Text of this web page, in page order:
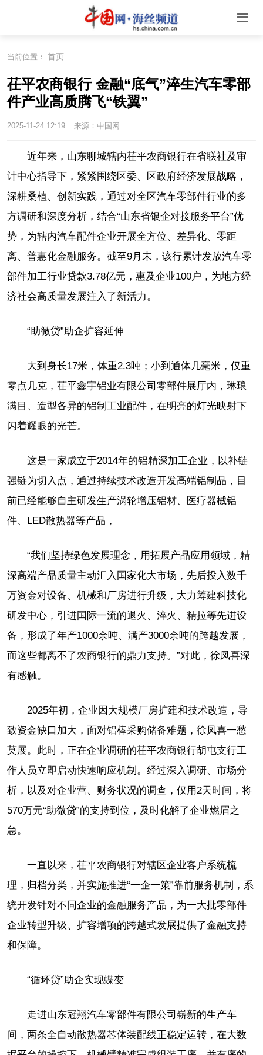
当前位置： 首页
茌平农商银行 金融“底气”淬生汽车零部
件产业高质腾飞“铁翼”
2025-11-24 12:19 来源：中国网
近年来，山东聊城辖内茌平农商银行在省联社及审
计中心指导下，紧紧围绕区委、区政府经济发展战略，
深耕桑植、创新实践，通过对全区汽车零部件行业的多
方调研和深度分析，结合“山东省银企对接服务平台”优
势，为辖内汽车配件企业开展全方位、差异化、零距
离、普惠化金融服务。截至9月末，该行累计发放汽车零
部件加工行业贷款3.78亿元，惠及企业100户，为地方经
济社会高质量发展注入了新活力。
“助微贷”助企扩容延伸
大到身长17米，体重2.3吨；小到通体几毫米，仅重
零点几克，茌平鑫宇铝业有限公司零部件展厅内，琳琅
满目、造型各异的铝制工业配件，在明亮的灯光映射下
闪着耀眼的光芒。
这是一家成立于2014年的铝精深加工企业，以补链
强链为切入点，通过持续技术改造开发高端铝制品，目
前已经能够自主研发生产涡轮增压铝材、医疗器械铝
件、LED散热器等产品，
“我们坚持绿色发展理念，用拓展产品应用领域，精
深高端产品质量主动汇入国家化大市场，先后投入数千
万资金对设备、机械和厂房进行升级，大力筹建科技化
研发中心，引进国际一流的退火、淬火、精拉等先进设
备，形成了年产1000余吨、满产3000余吨的跨越发展，
而这些都离不了农商银行的鼎力支持。”对此，徐凤喜深
有感触。
2025年初，企业因大规模厂房扩建和技术改造，导
致资金缺口加大，面对铝棒采购储备难题，徐凤喜一愁
莫展。此时，正在企业调研的茌平农商银行胡屯支行工
作人员立即启动快速响应机制。经过深入调研、市场分
析，以及对企业营、财务状况的调查，仅用2天时间，将
570万元“助微贷”的支持到位，及时化解了企业燃眉之
急。
一直以来，茌平农商银行对辖区企业客户系统梳
理，归档分类，并实施推进“一企一策”靠前服务机制，系
统开发针对不同企业的金融服务产品，为一大批零部件
企业转型升级、扩容增项的跨越式发展提供了金融支持
和保障。
“循环贷”助企实现蝶变
走进山东冠翔汽车零部件有限公司崭新的生产车
间，两条全自动散热器芯体装配线正稳定运转，在大数